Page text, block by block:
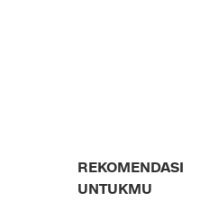
REKOMENDASI
UNTUKMU